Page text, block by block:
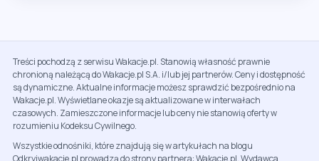
Treści pochodzą z serwisu Wakacje.pl. Stanowią własność prawnie
chronioną należącą do Wakacje.pl S.A. i/lub jej partnerów. Ceny i dostępność
są dynamiczne. Aktualne informacje możesz sprawdzić bezpośrednio na
Wakacje.pl. Wyświetlane okazje są aktualizowane w interwałach
czasowych. Zamieszczone informacje lub ceny nie stanowią oferty w
rozumieniu Kodeksu Cywilnego.
Wszystkie odnośniki, które znajdują się w artykułach na blogu
Odkryjwakacje.pl prowadzą do strony partnera: Wakacje.pl. Wydawca